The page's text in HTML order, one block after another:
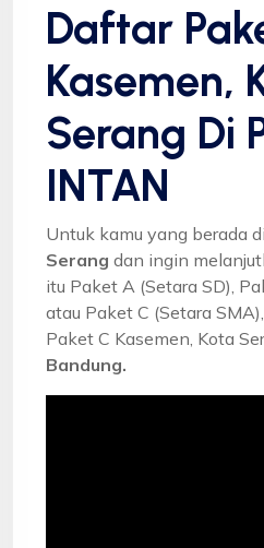
Daftar
Kasemen,
Serang Di
INTAN
Untuk kamu yang berada di
Serang dan ingin
itu Paket A (Setara SD),
atau Paket C (Setara
Paket C Kasemen, Kota
Bandung.